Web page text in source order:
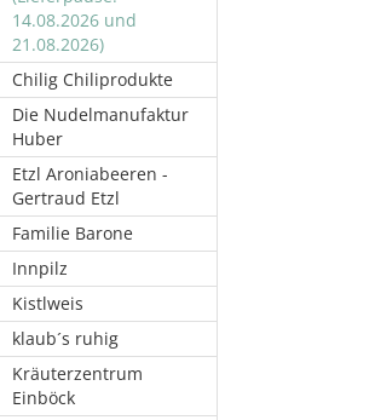
14.08.2026 und
21.08.2026)
Chilig Chiliprodukte
Die Nudelmanufaktur
Huber
Etzl Aroniabeeren -
Gertraud Etzl
Familie Barone
Innpilz
Kistlweis
klaub´s ruhig
Kräuterzentrum
Einböck